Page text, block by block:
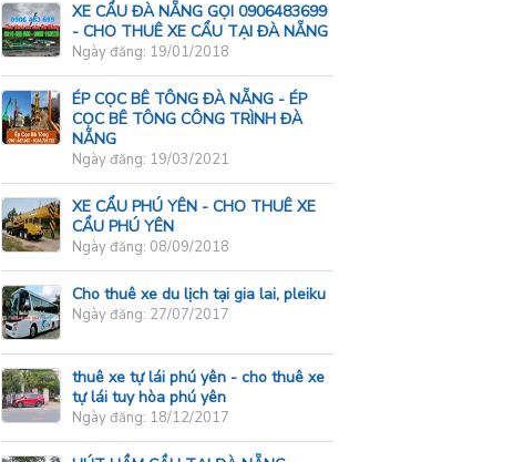
XE CẨU ĐÀ NẴNG GỌI 0906483699
- CHO THUÊ XE CẨU TẠI ĐÀ NẴNG
Ngày đăng: 19/01/2018
ÉP CỌC BÊ TÔNG ĐÀ NẴNG - ÉP
CỌC BÊ TÔNG CÔNG TRÌNH ĐÀ
NẴNG
Ngày đăng: 19/03/2021
XE CẨU PHÚ YÊN - CHO THUÊ XE
CẨU PHÚ YÊN
Ngày đăng: 08/09/2018
Cho thuê xe du lịch tại gia lai, pleiku
Ngày đăng: 27/07/2017
thuê xe tự lái phú yên - cho thuê xe
tự lái tuy hòa phú yên
Ngày đăng: 18/12/2017